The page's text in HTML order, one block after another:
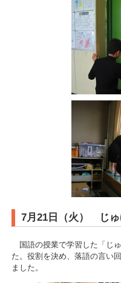
7月21日（火） じゅ
国語の授業で学習した「じ
た。役割を決め、落語の言い
ました。